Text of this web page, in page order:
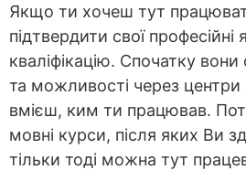
Якщо ти хочеш тут
підтвердити свої професійні
кваліфікацію. Спочатку
та можливості через центри
вмієш, ким ти працював.
мовні курси, після яких Ви
тільки тоді можна тут